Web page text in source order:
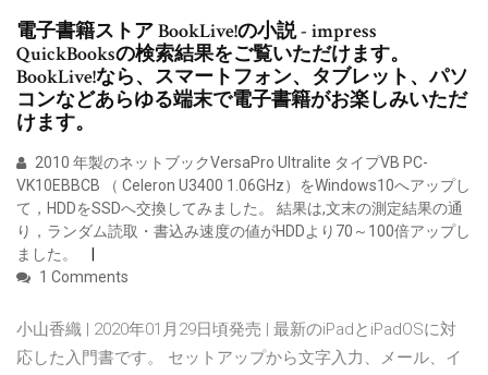
電子書籍ストア BookLive!の小説 - impress
QuickBooksの検索結果をご覧いただけます。
BookLive!なら、スマートフォン、タブレット、パソ
コンなどあらゆる端末で電子書籍がお楽しみいただ
けます。
2010 年製のネットブックVersaPro Ultralite タイプVB PC-
VK10EBBCB （ Celeron U3400 1.06GHz）をWindows10へアップし
て，HDDをSSDへ交換してみました。 結果は,文末の測定結果の通
り，ランダム読取・書込み速度の値がHDDより70～100倍アップし
ました。
1 Comments
小山香織 | 2020年01月29日頃発売 | 最新のiPadとiPadOSに対
応した入門書です。 セットアップから文字入力、メール、イ